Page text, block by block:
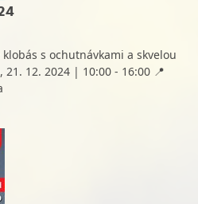
s ochutnávkami a skvelou
12. 2024 | 10:00 - 16:00 📍